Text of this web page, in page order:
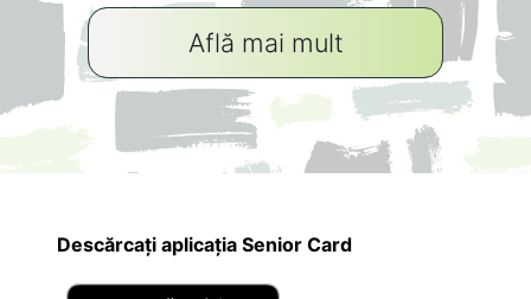
Află mai mult
Descărcați aplicația Senior Card